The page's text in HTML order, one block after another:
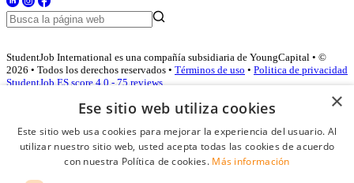
StudentJob International es una compañía subsidiaria de YoungCapital • ©
2026 • Todos los derechos reservados • Términos de uso • Politica de privacidad
StudentJob ES score 4.0 - 75 reviews
Acceso empresas
×
Ese sitio web utiliza cookies
Este sitio web usa cookies para mejorar la experiencia del usuario. Al
utilizar nuestro sitio web, usted acepta todas las cookies de acuerdo
con nuestra Política de cookies. Más información